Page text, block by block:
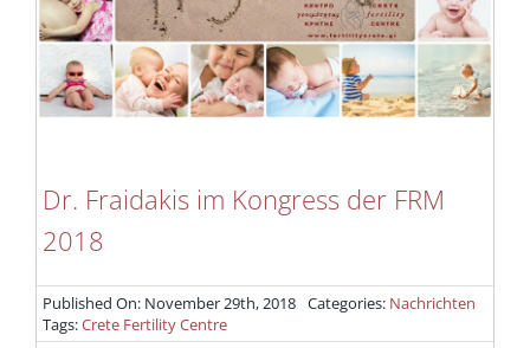
Dr. Fraidakis im Kongress der FRM
2018
Published On: November 29th, 2018 Categories: Nachrichten
Tags:Crete Fertility Centre